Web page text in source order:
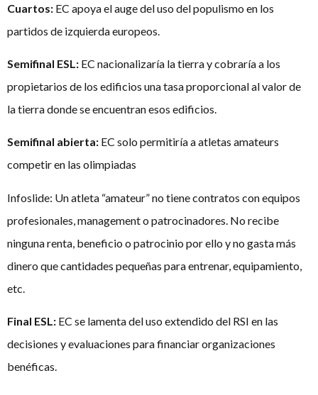
Cuartos: EC apoya el auge del uso del populismo en los
partidos de izquierda europeos.
Semifinal ESL: EC nacionalizaría la tierra y cobraría a los
propietarios de los edificios una tasa proporcional al valor de
la tierra donde se encuentran esos edificios.
Semifinal abierta: EC solo permitiría a atletas amateurs
competir en las olimpiadas
Infoslide: Un atleta “amateur” no tiene contratos con equipos
profesionales, management o patrocinadores. No recibe
ninguna renta, beneficio o patrocinio por ello y no gasta más
dinero que cantidades pequeñas para entrenar, equipamiento,
etc.
Final ESL: EC se lamenta del uso extendido del RSI en las
decisiones y evaluaciones para financiar organizaciones
benéficas.